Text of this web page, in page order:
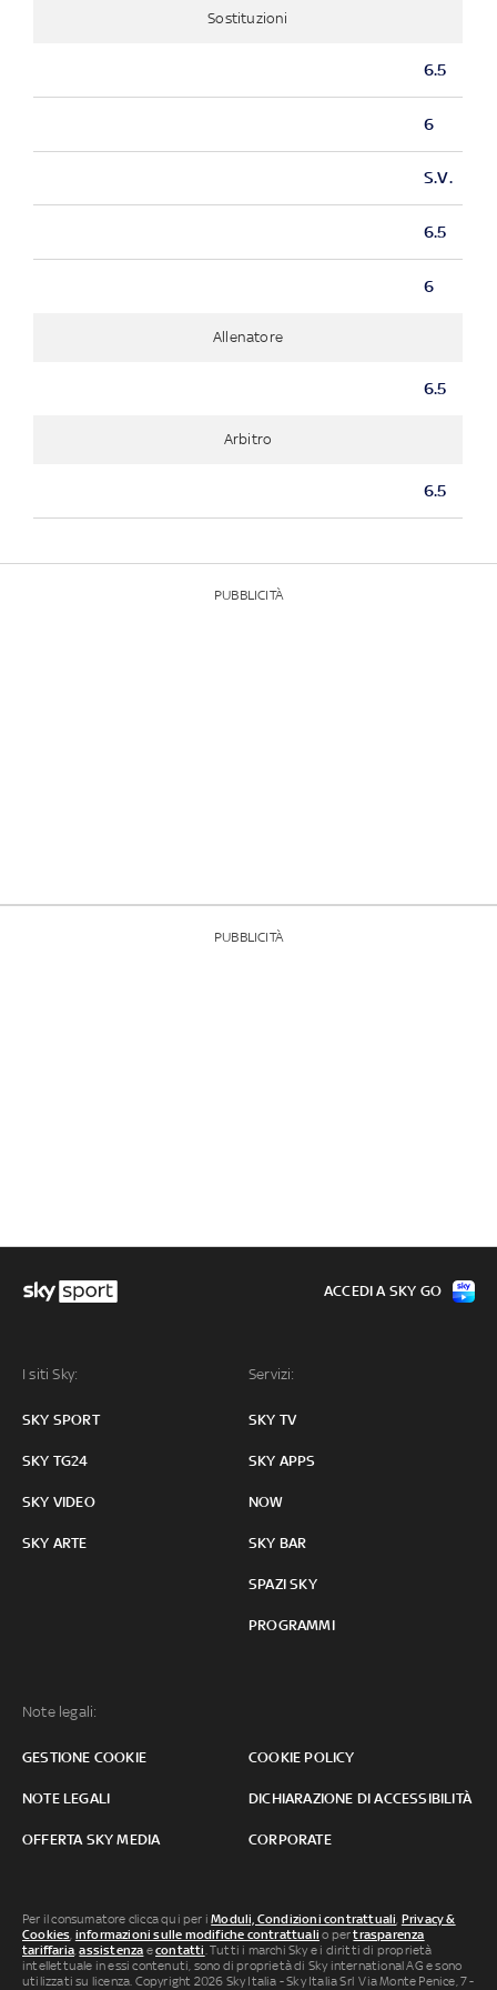
Sostituzioni
6.5
6
S.V.
6.5
6
Allenatore
6.5
Arbitro
6.5
PUBBLICITÀ
PUBBLICITÀ
I siti Sky:
SKY SPORT
SKY TG24
SKY VIDEO
SKY ARTE
Servizi:
SKY TV
SKY APPS
NOW
SKY BAR
SPAZI SKY
PROGRAMMI
Note legali:
GESTIONE COOKIE COOKIE POLICY
NOTE LEGALI DICHIARAZIONE DI ACCESSIBILITÀ
OFFERTA SKY MEDIA CORPORATE
ACCEDI A SKY GO
Per il consumatore clicca qui per iModuli, Condizioni contrattuali, Privacy &
Cookies, informazioni sulle modifiche contrattuali o pertrasparenza
tariffaria,assistenza econtatti. Tutti i marchi Sky e i diritti di proprietà
intellettuale in essi contenuti, sono di proprietà di Sky international AG e sono
utilizzati su licenza. Copyright 2026 Sky Italia - Sky Italia Srl Via Monte Penice, 7 -